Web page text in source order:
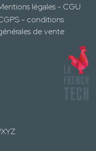
légales - CGU
- conditions
de vente
XYZ